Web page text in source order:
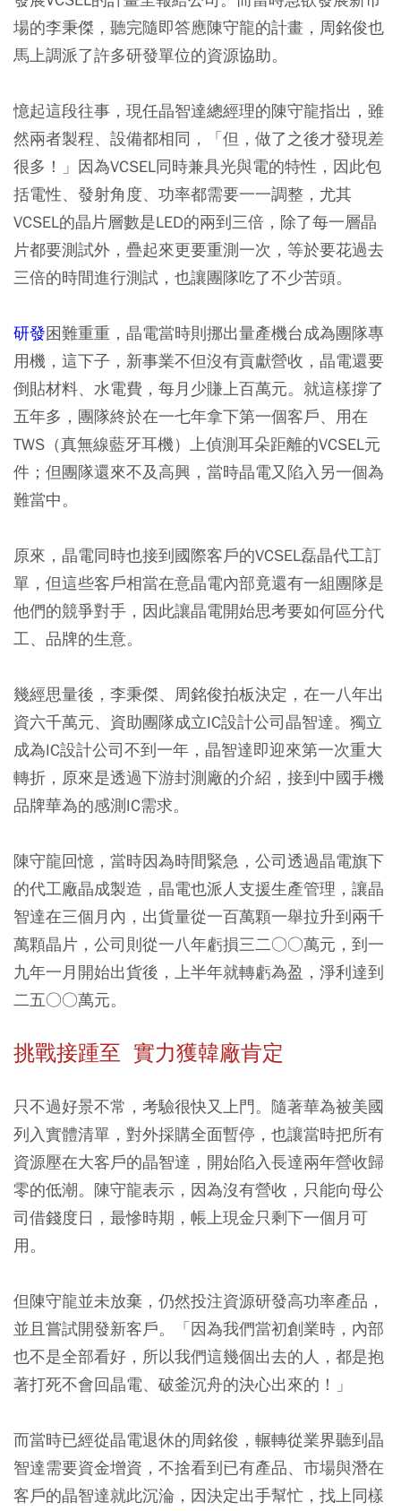
場的李秉傑，聽完隨即答應陳守龍的計畫，周銘俊也
馬上調派了許多研發單位的資源協助。
憶起這段往事，現任晶智達總經理的陳守龍指出，雖
然兩者製程、設備都相同，「但，做了之後才發現差
很多！」因為VCSEL同時兼具光與電的特性，因此包
括電性、發射角度、功率都需要一一調整，尤其
VCSEL的晶片層數是LED的兩到三倍，除了每一層晶
片都要測試外，疊起來更要重測一次，等於要花過去
三倍的時間進行測試，也讓團隊吃了不少苦頭。
研發困難重重，晶電當時則挪出量產機台成為團隊專
用機，這下子，新事業不但沒有貢獻營收，晶電還要
倒貼材料、水電費，每月少賺上百萬元。就這樣撐了
五年多，團隊終於在一七年拿下第一個客戶、用在
TWS（真無線藍牙耳機）上偵測耳朵距離的VCSEL元
件；但團隊還來不及高興，當時晶電又陷入另一個為
難當中。
原來，晶電同時也接到國際客戶的VCSEL磊晶代工訂
單，但這些客戶相當在意晶電內部竟還有一組團隊是
他們的競爭對手，因此讓晶電開始思考要如何區分代
工、品牌的生意。
幾經思量後，李秉傑、周銘俊拍板決定，在一八年出
資六千萬元、資助團隊成立IC設計公司晶智達。獨立
成為IC設計公司不到一年，晶智達即迎來第一次重大
轉折，原來是透過下游封測廠的介紹，接到中國手機
品牌華為的感測IC需求。
陳守龍回憶，當時因為時間緊急，公司透過晶電旗下
的代工廠晶成製造，晶電也派人支援生產管理，讓晶
智達在三個月內，出貨量從一百萬顆一舉拉升到兩千
萬顆晶片，公司則從一八年虧損三二○○萬元，到一
九年一月開始出貨後，上半年就轉虧為盈，淨利達到
二五○○萬元。
挑戰接踵至 實力獲韓廠肯定
只不過好景不常，考驗很快又上門。隨著華為被美國
列入實體清單，對外採購全面暫停，也讓當時把所有
資源壓在大客戶的晶智達，開始陷入長達兩年營收歸
零的低潮。陳守龍表示，因為沒有營收，只能向母公
司借錢度日，最慘時期，帳上現金只剩下一個月可
用。
但陳守龍並未放棄，仍然投注資源研發高功率產品，
並且嘗試開發新客戶。「因為我們當初創業時，內部
也不是全部看好，所以我們這幾個出去的人，都是抱
著打死不會回晶電、破釜沉舟的決心出來的！」
而當時已經從晶電退休的周銘俊，輾轉從業界聽到晶
智達需要資金增資，不捨看到已有產品、市場與潛在
客戶的晶智達就此沉淪，因決定出手幫忙，找上同樣